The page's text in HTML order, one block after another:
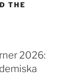
THE
2026: